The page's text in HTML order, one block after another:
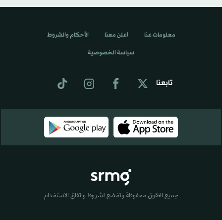
تابعنا
معلومات عنا اعلن معنا الأحكام والشروط
سياسة الخصوصية
جميع الحقوق محفوظة وتخضع لشروط واتفاق الاستخدام